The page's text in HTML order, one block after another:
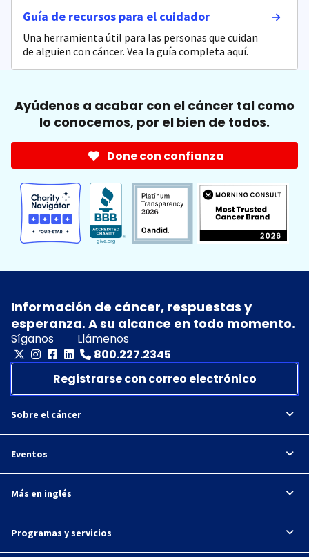
Guía de recursos para el cuidador
Una herramienta útil para las personas que cuidan
de alguien con cáncer. Vea la guía completa aquí.
Ayúdenos a acabar con el cáncer tal como
lo conocemos, por el bien de todos.
Done con confianza
Información de cáncer, respuestas y
esperanza. A su alcance en todo momento.
Síganos
Llámenos
800.227.2345
Registrarse con correo electrónico
Sobre el cáncer
Eventos
Más en inglés
Programas y servicios